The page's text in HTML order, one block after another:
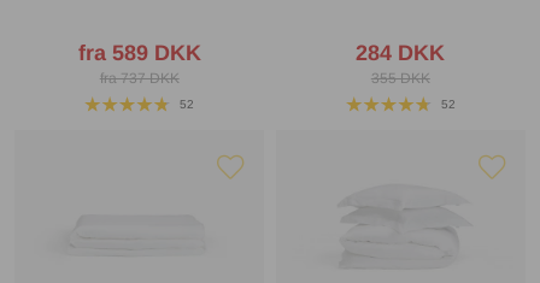
fra 589 DKK
fra 737 DKK
52
284 DKK
355 DKK
52